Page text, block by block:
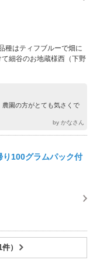
種はティフブルーで畑に
細谷のお地蔵様西（下野
園の方がとても気さくで
by かなさん
100グラムパック付
）